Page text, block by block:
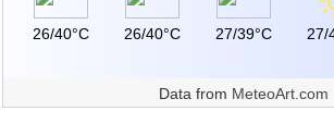
26/40°C 26/40°C 27/39°C 27/
Data from MeteoArt.com